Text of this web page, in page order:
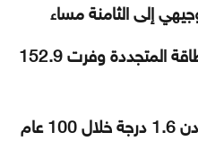
إلى الثامنة مساء
الخرابشة: برامج صندوق الطاقة المتجددة وفرت 152.9
عام